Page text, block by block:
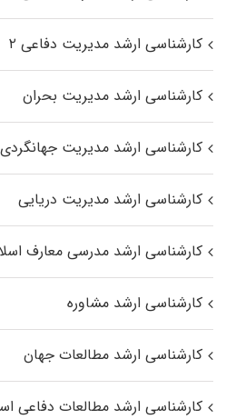
کارشناسی ارشد مدیریت دفاعی ۲
کارشناسی ارشد مدیریت بحران
کارشناسی ارشد مدیریت جهانگردی
کارشناسی ارشد مدیریت دریایی
کارشناسی ارشد مدرسی معارف
کارشناسی ارشد مشاوره
کارشناسی ارشد مطالعات جهان
کارشناسی ارشد مطالعات دفاعی